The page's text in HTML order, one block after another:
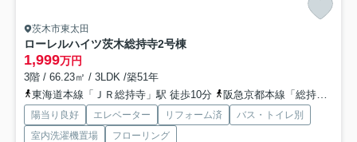
茨木市東太田
ローレルハイツ茨木総持寺2号棟
1,999万円
3階 / 66.23㎡ / 3LDK /築51年
東海道本線「ＪＲ総持寺」駅 徒歩10分
阪急京都本線「総持寺」駅 徒歩18分
陽当り良好 エレベーター リフォーム済
バス・トイレ別
室内洗濯機置場
フローリング